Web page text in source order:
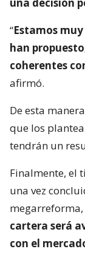
una decisión
“Estamos
han
coherentes
afirmó.
De esta
que los
tendrán un
Finalmente, el
una vez
cartera será
con el